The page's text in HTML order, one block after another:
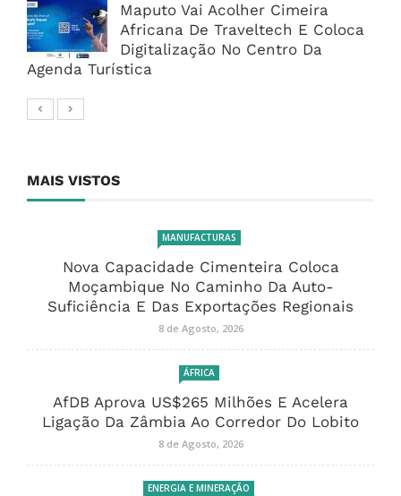
Maputo Vai Acolher Cimeira
Africana De Traveltech E Coloca
Digitalização No Centro Da
Agenda Turística
MAIS VISTOS
MANUFACTURAS
Nova Capacidade Cimenteira Coloca
Moçambique No Caminho Da Auto-
Suficiência E Das Exportações Regionais
8 de Agosto, 2026
ÁFRICA
AfDB Aprova US$265 Milhões E Acelera
Ligação Da Zâmbia Ao Corredor Do Lobito
8 de Agosto, 2026
ENERGIA E MINERAÇÃO